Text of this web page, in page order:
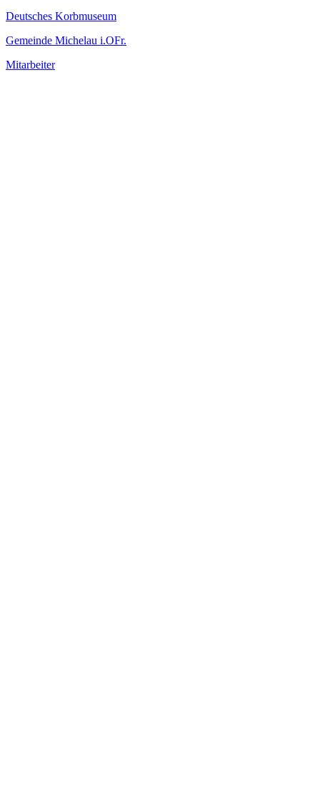
Deutsches Korbmuseum
Gemeinde Michelau i.OFr.
Mitarbeiter